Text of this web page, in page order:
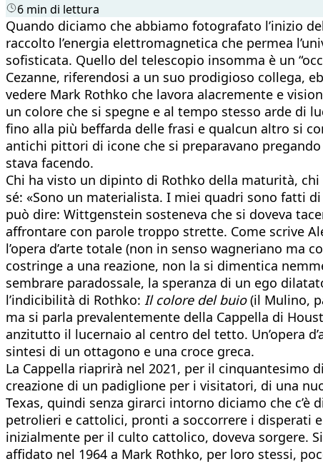
6 min di lettura
Quando diciamo che abbiamo fotografato l’inizio
raccolto l’energia elettromagnetica che permea
sofisticata. Quello del telescopio insomma è un
Cezanne, riferendosi a un suo prodigioso collega,
vedere Mark Rothko che lavora alacremente e
un colore che si spegne e al tempo stesso arde di
fino alla più beffarda delle frasi e qualcun altro si
antichi pittori di icone che si preparavano
stava facendo.
Chi ha visto un dipinto di Rothko della maturità,
sé: «Sono un materialista. I miei quadri sono fatti
può dire: Wittgenstein sosteneva che si doveva
affrontare con parole troppo strette. Come scrive
l’opera d’arte totale (non in senso wagneriano
costringe a una reazione, non la si dimentica
sembrare paradossale, la speranza di un ego
l’indicibilità di Rothko: Il colore del buio(il Mulino,
ma si parla prevalentemente della Cappella di
anzitutto il lucernaio al centro del tetto. Un’opera
sintesi di un ottagono e una croce greca.
La Cappella riaprirà nel 2021, per il cinquantesimo
creazione di un padiglione per i visitatori, di una
Texas, quindi senza girarci intorno diciamo che
petrolieri e cattolici, pronti a soccorrere i disperati
inizialmente per il culto cattolico, doveva sorgere.
affidato nel 1964 a Mark Rothko, per loro stessi,